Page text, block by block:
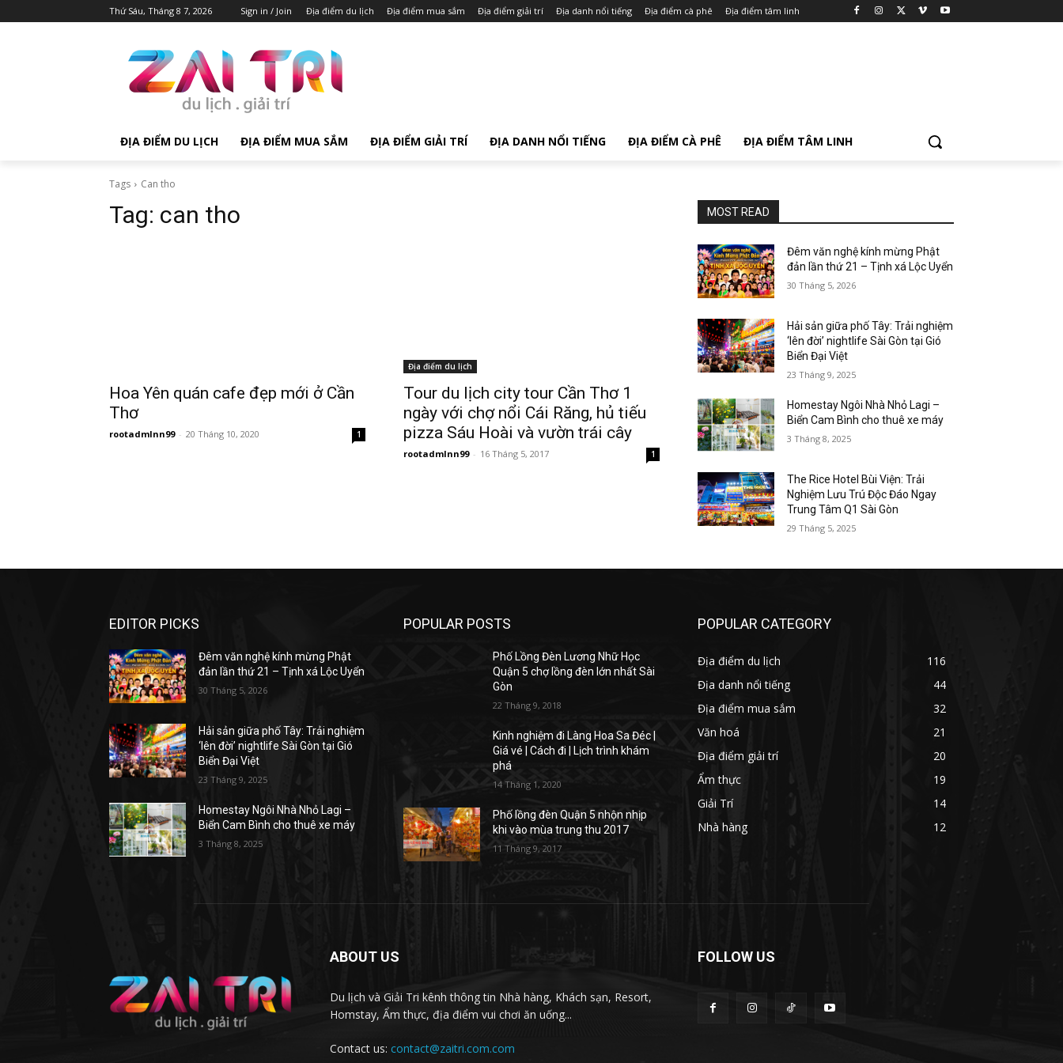
Thứ Sáu, Tháng 8 7, 2026 Sign in / Join Địa điểm du lịch Địa điểm mua sắm Địa điểm giải trí Địa danh nổi tiếng Địa điểm cà phê Địa điểm tâm linh
ĐỊA ĐIỂM DU LỊCH ĐỊA ĐIỂM MUA SẮM ĐỊA ĐIỂM GIẢI TRÍ ĐỊA DANH NỔI TIẾNG ĐỊA ĐIỂM CÀ PHÊ ĐỊA ĐIỂM TÂM LINH
Tags Can tho
Tag: can tho
Hoa Yên quán cafe đẹp mới ở Cần
Thơ
rootadmlnn99 - 20 Tháng 10, 2020 1
Địa điểm du lịch
Tour du lịch city tour Cần Thơ 1
ngày với chợ nổi Cái Răng, hủ tiếu
pizza Sáu Hoài và vườn trái cây
rootadmlnn99 - 16 Tháng 5, 2017 1
MOST READ
Đêm văn nghệ kính mừng Phật
đản lần thứ 21 – Tịnh xá Lộc Uyển
30 Tháng 5, 2026
Hải sản giữa phố Tây: Trải nghiệm
‘lên đời’ nightlife Sài Gòn tại Gió
Biển Đại Việt
23 Tháng 9, 2025
Homestay Ngôi Nhà Nhỏ Lagi –
Biển Cam Bình cho thuê xe máy
3 Tháng 8, 2025
The Rice Hotel Bùi Viện: Trải
Nghiệm Lưu Trú Độc Đáo Ngay
Trung Tâm Q1 Sài Gòn
29 Tháng 5, 2025
EDITOR PICKS
Đêm văn nghệ kính mừng Phật
đản lần thứ 21 – Tịnh xá Lộc Uyển
30 Tháng 5, 2026
Hải sản giữa phố Tây: Trải nghiệm
‘lên đời’ nightlife Sài Gòn tại Gió
Biển Đại Việt
23 Tháng 9, 2025
Homestay Ngôi Nhà Nhỏ Lagi –
Biển Cam Bình cho thuê xe máy
3 Tháng 8, 2025
POPULAR POSTS
Phố Lồng Đèn Lương Nhữ Học
Quận 5 chợ lồng đèn lớn nhất Sài
Gòn
22 Tháng 9, 2018
Kinh nghiệm đi Làng Hoa Sa Đéc |
Giá vé | Cách đi | Lịch trình khám
phá
14 Tháng 1, 2020
Phố lồng đèn Quận 5 nhộn nhịp
khi vào mùa trung thu 2017
11 Tháng 9, 2017
POPULAR CATEGORY
Địa điểm du lịch
116
Địa danh nổi tiếng
44
Địa điểm mua sắm
32
Văn hoá
21
Địa điểm giải trí
20
Ẩm thực
19
Giải Trí
14
Nhà hàng
12
ABOUT US
Du lịch và Giải Tri kênh thông tin Nhà hàng, Khách sạn, Resort,
Homstay, Ẩm thực, địa điểm vui chơi ăn uống...
Contact us: contact@zaitri.com.com
FOLLOW US